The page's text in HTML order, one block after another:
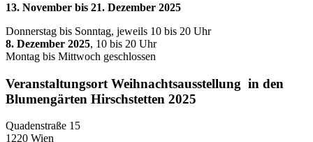
13. November bis 21. Dezember 2025
Donnerstag bis Sonntag, jeweils 10 bis 20 Uhr
8. Dezember 2025, 10 bis 20 Uhr
Montag bis Mittwoch geschlossen
Veranstaltungsort Weihnachtsausstellung in den
Blumengärten Hirschstetten 2025
Quadenstraße 15
1220 Wien